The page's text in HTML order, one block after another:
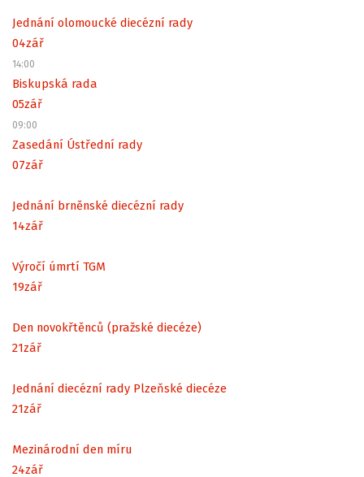
Jednání olomoucké diecézní rady
04zář
14:00
Biskupská rada
05zář
09:00
Zasedání Ústřední rady
07zář
Jednání brněnské diecézní rady
14zář
Výročí úmrtí TGM
19zář
Den novokřtěnců (pražské diecéze)
21zář
Jednání diecézní rady Plzeňské diecéze
21zář
Mezinárodní den míru
24zář